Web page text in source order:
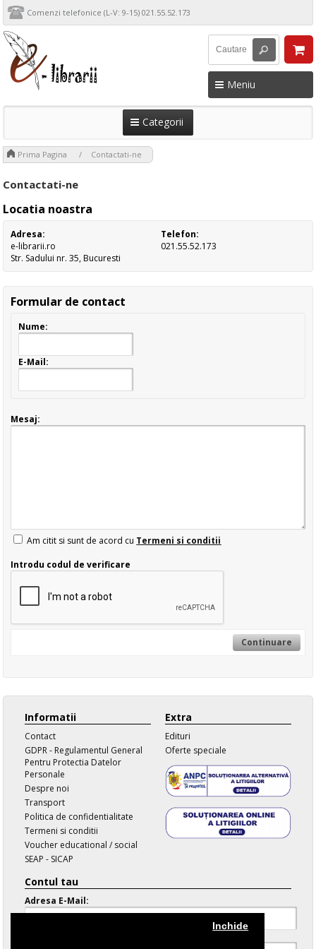
Inchide
Comenzi telefonice (L-V: 9-15) 021.55.52.173
Meniu
Categorii
Prima Pagina Contactati-ne
Contactati-ne
Locatia noastra
Adresa:
e-librarii.ro
Str. Sadului nr. 35, Bucuresti
Telefon:
021.55.52.173
Formular de contact
Nume:
E-Mail:
Mesaj:
Am citit si sunt de acord cu Termeni si conditii
Introdu codul de verificare
Informatii
Contact
GDPR - Regulamentul General
Pentru Protectia Datelor
Personale
Despre noi
Transport
Politica de confidentialitate
Termeni si conditii
Voucher educational / social
SEAP - SICAP
Extra
Edituri
Oferte speciale
Contul tau
Adresa E-Mail: